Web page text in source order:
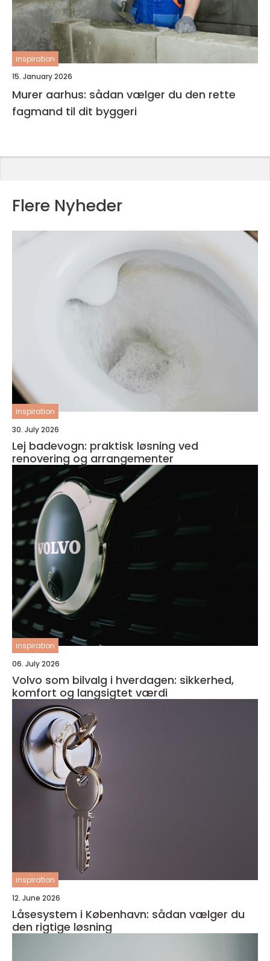
inspiration
15. January 2026
Murer aarhus: sådan vælger du den rette
fagmand til dit byggeri
Flere Nyheder
inspiration
30. July 2026
Lej badevogn: praktisk løsning ved
renovering og arrangementer
inspiration
06. July 2026
Volvo som bilvalg i hverdagen: sikkerhed,
komfort og langsigtet værdi
inspiration
12. June 2026
Låsesystem i København: sådan vælger du
den rigtige løsning